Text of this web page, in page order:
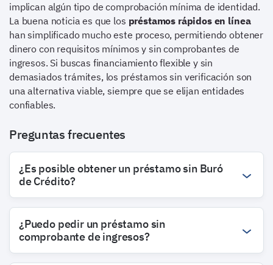
implican algún tipo de comprobación mínima de identidad.
La buena noticia es que los préstamos rápidos en línea
han simplificado mucho este proceso, permitiendo obtener
dinero con requisitos mínimos y sin comprobantes de
ingresos. Si buscas financiamiento flexible y sin
demasiados trámites, los préstamos sin verificación son
una alternativa viable, siempre que se elijan entidades
confiables.
Preguntas frecuentes
¿Es posible obtener un préstamo sin Buró
de Crédito?
¿Puedo pedir un préstamo sin
comprobante de ingresos?